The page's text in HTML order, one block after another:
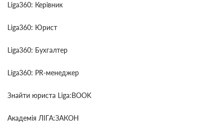
Liga360: Керівник
Liga360: Юрист
Liga360: Бухгалтер
Liga360: PR-менеджер
Знайти юриста Liga:BOOK
Академія ЛІГА:ЗАКОН